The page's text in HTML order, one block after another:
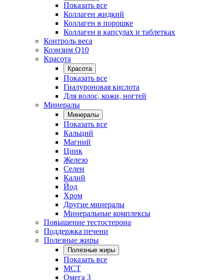
Показать все
Коллаген жидкий
Коллаген в порошке
Коллаген в капсулах и таблетках
Контроль веса
Коэнзим Q10
Красота
Красота
Показать все
Гиалуроновая кислота
Для волос, кожи, ногтей
Минералы
Минералы
Показать все
Кальций
Магний
Цинк
Железо
Селен
Калий
Йод
Хром
Другие минералы
Минеральные комплексы
Повышение тестостерона
Поддержка печени
Полезные жиры
Полезные жиры
Показать все
MCT
Омега 3